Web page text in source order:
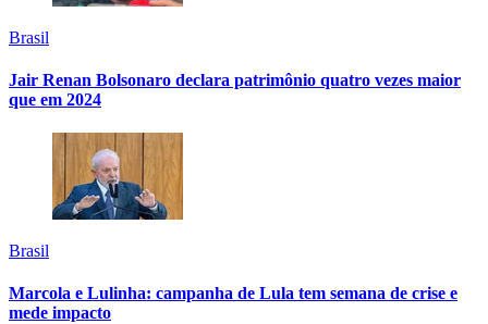
Brasil
Jair Renan Bolsonaro declara patrimônio quatro vezes maior
que em 2024
Brasil
Marcola e Lulinha: campanha de Lula tem semana de crise e
mede impacto